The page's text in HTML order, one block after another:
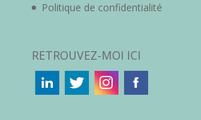
Politique de confidentialité
RETROUVEZ-MOI ICI